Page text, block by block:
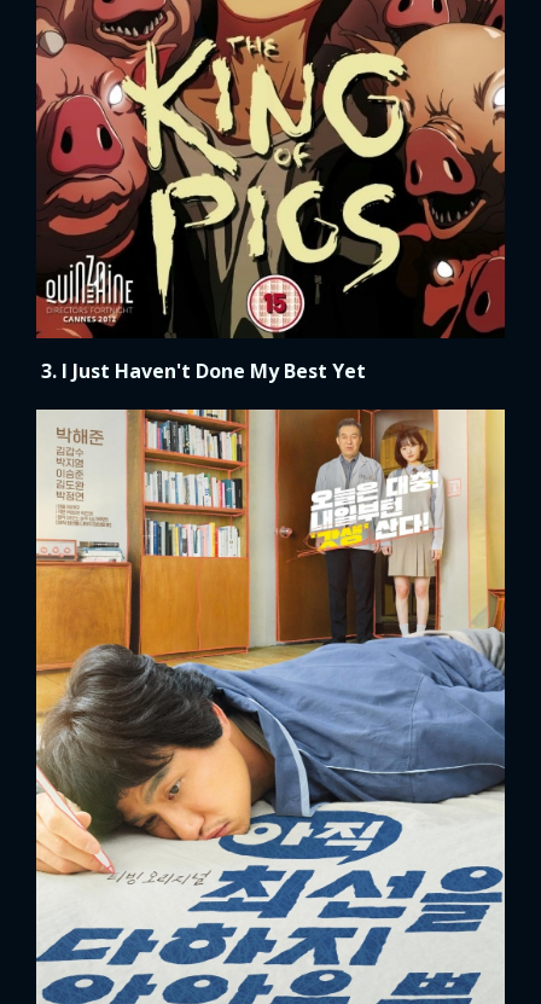
3. I Just Haven't Done My Best Yet